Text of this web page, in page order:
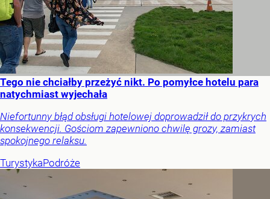
Tego nie chciałby przeżyć nikt. Po pomyłce hotelu para
natychmiast wyjechała
Niefortunny błąd obsługi hotelowej doprowadził do przykrych
konsekwencji. Gościom zapewniono chwilę grozy, zamiast
spokojnego relaksu.
TurystykaPodróże